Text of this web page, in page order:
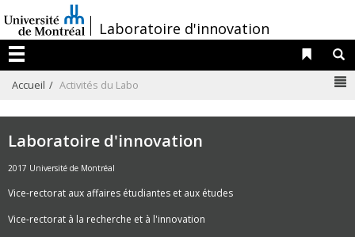
au
contenu
/Laboratoire d'innovation
Menu
Liens
Accueil Activités du Labo
Laboratoire d'innovation
2017 Université de Montréal
Vice-rectorat aux affaires étudiantes et aux études
Vice-rectorat à la recherche et à l'innovation